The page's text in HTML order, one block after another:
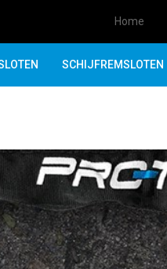
Home
SCHIJFREMSLOTEN